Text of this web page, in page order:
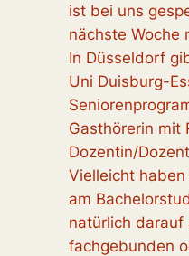
ist bei uns
nächste Woche
In Düsseldorf
Uni Duisburg-
Gasthörerin mit
Dozentin/
Vielleicht
am
natürlich darauf
fachgebunden